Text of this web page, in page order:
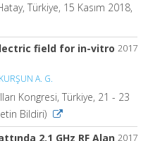
Türkiye, 15 Kasım 2018,
2017
field for in-vitro
A. G.
Kongresi, Türkiye, 21 - 23
Bildiri)
2017
2.1 GHz RF Alan